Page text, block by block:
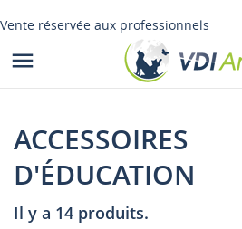
Vente réservée aux professionnels

ACCESSOIRES
D'ÉDUCATION
Il y a 14 produits.